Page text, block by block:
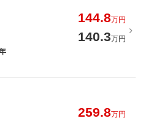
144.8万円
140.3万円
259.8万円